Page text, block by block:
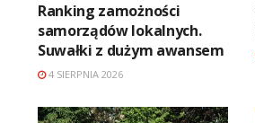
Ranking zamożności
samorządów lokalnych.
Suwałki z dużym awansem
4 SIERPNIA 2026